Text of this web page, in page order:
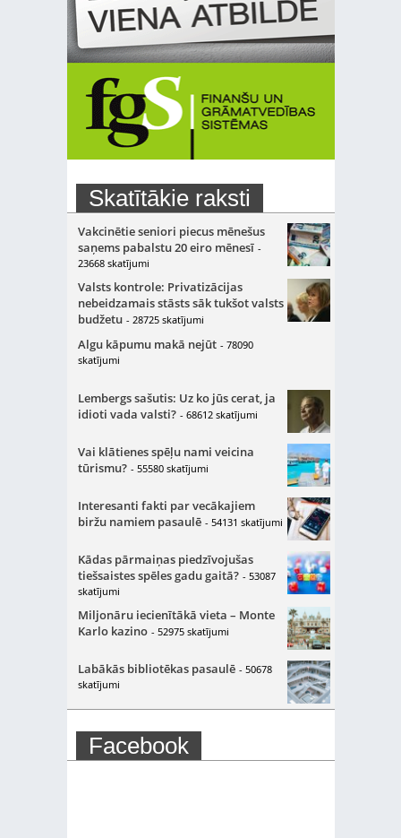
Skatītākie raksti
Vakcinētie seniori piecus mēnešus
saņems pabalstu 20 eiro mēnesī -
23668 skatījumi
Valsts kontrole: Privatizācijas
nebeidzamais stāsts sāk tukšot valsts
budžetu - 28725 skatījumi
Algu kāpumu makā nejūt - 78090
skatījumi
Lembergs sašutis: Uz ko jūs cerat, ja
idioti vada valsti? - 68612 skatījumi
Vai klātienes spēļu nami veicina
tūrismu? - 55580 skatījumi
Interesanti fakti par vecākajiem
biržu namiem pasaulē - 54131 skatījumi
Kādas pārmaiņas piedzīvojušas
tiešsaistes spēles gadu gaitā? - 53087
skatījumi
Miljonāru iecienītākā vieta – Monte
Karlo kazino - 52975 skatījumi
Labākās bibliotēkas pasaulē - 50678
skatījumi
Facebook